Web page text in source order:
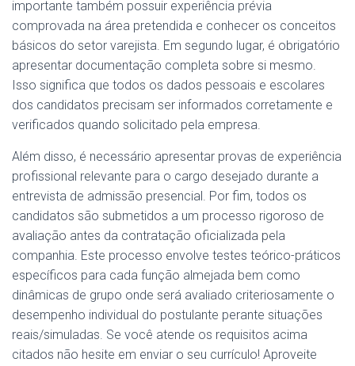
importante também possuir experiência prévia
comprovada na área pretendida e conhecer os conceitos
básicos do setor varejista. Em segundo lugar, é obrigatório
apresentar documentação completa sobre si mesmo.
Isso significa que todos os dados pessoais e escolares
dos candidatos precisam ser informados corretamente e
verificados quando solicitado pela empresa.
Além disso, é necessário apresentar provas de experiência
profissional relevante para o cargo desejado durante a
entrevista de admissão presencial. Por fim, todos os
candidatos são submetidos a um processo rigoroso de
avaliação antes da contratação oficializada pela
companhia. Este processo envolve testes teórico-práticos
específicos para cada função almejada bem como
dinâmicas de grupo onde será avaliado criteriosamente o
desempenho individual do postulante perante situações
reais/simuladas. Se você atende os requisitos acima
citados não hesite em enviar o seu currículo! Aproveite